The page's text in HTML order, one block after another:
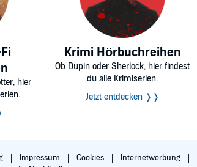
hier
Krimi Hörbuchreihen
Ob Dupin oder Sherlock, hier findest
du alle Krimiserien.
Jetzt entdecken ❭❭
Impressum Cookies Internetwerbung